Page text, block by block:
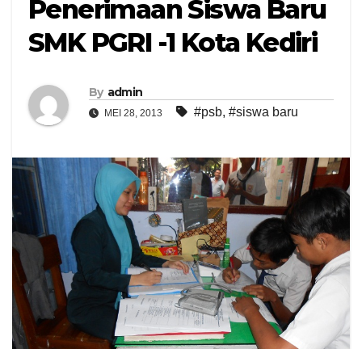
Penerimaan Siswa Baru
SMK PGRI -1 Kota Kediri
By admin
MEI 28, 2013 #psb, #siswa baru